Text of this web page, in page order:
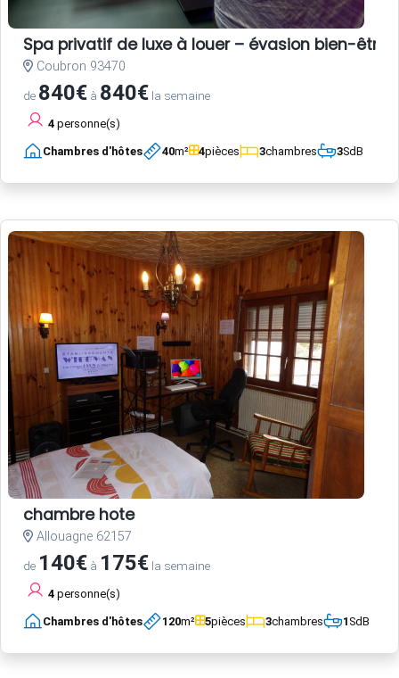
Spa privatif de luxe à louer – évasion bien-être
Coubron 93470
de 840€ à 840€ la semaine
4 personne(s)
Chambres d'hôtes 40m² 4pièces 3chambres 3SdB
chambre hote
Allouagne 62157
de 140€ à 175€ la semaine
4 personne(s)
Chambres d'hôtes 120m² 5pièces 3chambres 1SdB